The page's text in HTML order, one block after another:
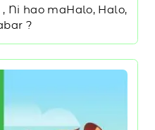
, Ni hao maHalo, Halo,
?